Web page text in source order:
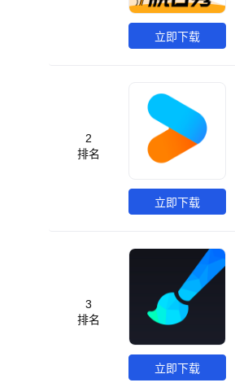
立即下载
2
排名
立即下载
3
排名
立即下载